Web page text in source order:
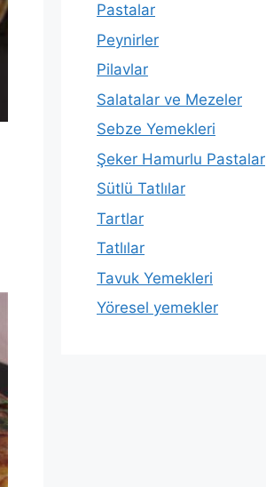
Pastalar
Peynirler
Pilavlar
Salatalar ve Mezeler
Sebze Yemekleri
Şeker Hamurlu Pastalar
Sütlü Tatlılar
Tartlar
Tatlılar
Tavuk Yemekleri
Yöresel yemekler